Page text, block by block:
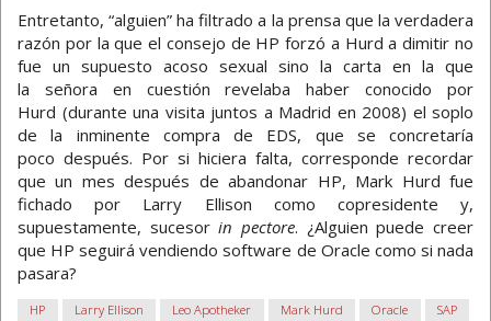
Entretanto, “alguien” ha filtrado a la prensa que la verdadera
razón por la que el consejo de HP forzó a Hurd a dimitir no
fue un supuesto acoso sexual sino la carta en la que
la señora en cuestión revelaba haber conocido por
Hurd (durante una visita juntos a Madrid en 2008) el soplo
de la inminente compra de EDS, que se concretaría
poco después. Por si hiciera falta, corresponde recordar
que un mes después de abandonar HP, Mark Hurd fue
fichado por Larry Ellison como copresidente y,
supuestamente, sucesorin pectore. ¿Alguien puede creer
que HP seguirá vendiendo software de Oracle como si nada
pasara?
HP Larry Ellison Leo Apotheker Mark Hurd Oracle SAP